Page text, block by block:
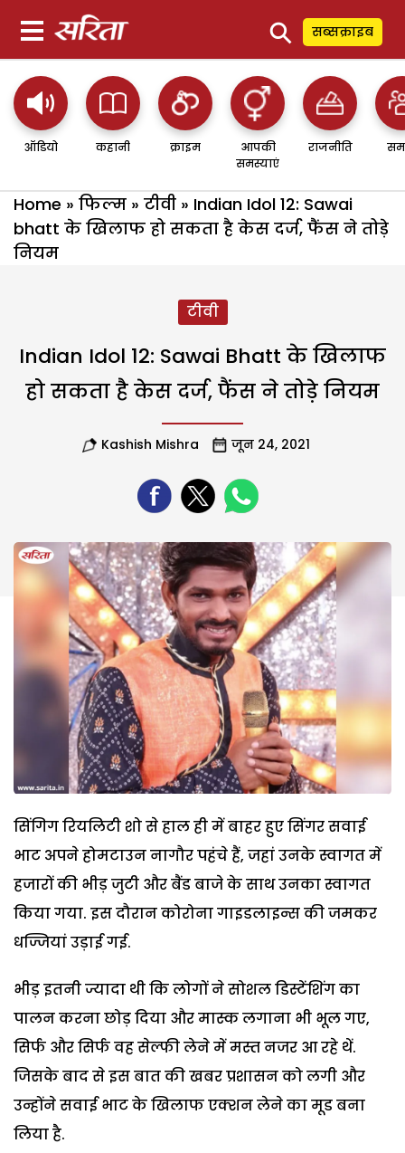
⚲ सब्सक्राइब
ऑडियो कहानी क्राइम
आपकी
समस्याएं
राजनीति
Home » फिल्म » टीवी » Indian Idol 12: Sawai
bhatt के खिलाफ हो सकता है केस दर्ज, फैंस ने तोड़े
नियम
टीवी
Indian Idol 12: Sawai Bhatt के खिलाफ
हो सकता है केस दर्ज, फैंस ने तोड़े नियम
Kashish Mishra जून 24, 2021
सिंगिग रियलिटी शो से हाल ही में बाहर हुए सिंगर सवाई
भाट अपने होमटाउन नागौर पहंचे हैं, जहां उनके स्वागत में
हजारों की भीड़ जुटी और बैंड बाजे के साथ उनका स्वागत
किया गया. इस दौरान कोरोना गाइडलाइन्स की जमकर
धज्जियां उड़ाई गई.
भीड़ इतनी ज्यादा थी कि लोगों ने सोशल डिस्टेंशिंग का
पालन करना छोड़ दिया और मास्क लगाना भी भूल गए,
सिर्फ और सिर्फ वह सेल्फी लेने में मस्त नजर आ रहे थें.
जिसके बाद से इस बात की खबर प्रशासन को लगी और
उन्होंने सवाई भाट के खिलाफ एक्शन लेने का मूड बना
लिया है.